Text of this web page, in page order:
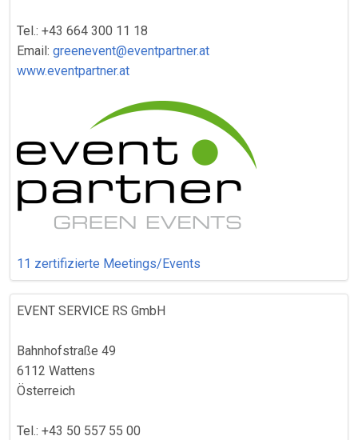
Tel.: +43 664 300 11 18
Email: greenevent@eventpartner.at
www.eventpartner.at
11 zertifizierte Meetings/Events
EVENT SERVICE RS GmbH
Bahnhofstraße 49
6112 Wattens
Österreich
Tel.: +43 50 557 55 00